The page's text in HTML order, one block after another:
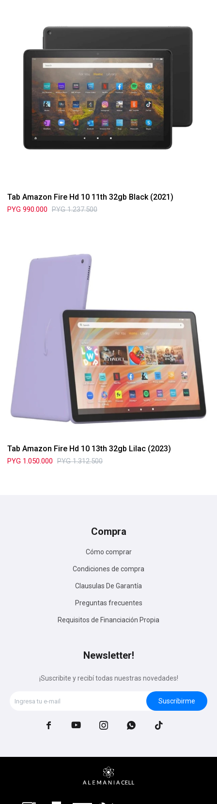
Tab Amazon Fire Hd 10 11th 32gb Black (2021)
PYG 990.000 PYG 1.237.500
Tab Amazon Fire Hd 10 13th 32gb Lilac (2023)
PYG 1.050.000 PYG 1.312.500
Compra
Cómo comprar
Condiciones de compra
Clausulas De Garantía
Preguntas frecuentes
Requisitos de Financiación Propia
Newsletter!
¡Suscribite y recibí todas nuestras novedades!
Suscribirme
    